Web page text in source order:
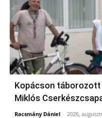
Kopácson táborozott
Miklós
Racsmány Dániel - 2026,